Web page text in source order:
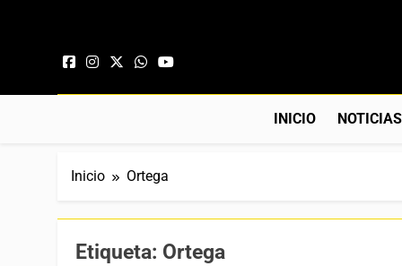
INICIO NOTICIAS
Inicio Ortega
Etiqueta: Ortega